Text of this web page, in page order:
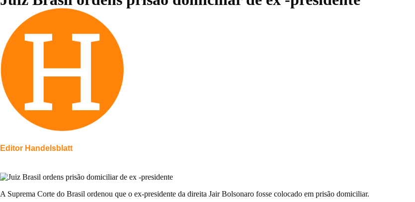
Editor Handelsblatt
A Suprema Corte do Brasil ordenou que o ex-presidente da direita Jair Bolsonaro fosse colocado em prisão domiciliar.